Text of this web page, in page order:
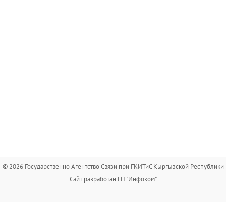
© 2026 Государственно Агентство Связи при ГКИТиС Кыргызской Республики
Сайт разработан ГП "Инфоком"